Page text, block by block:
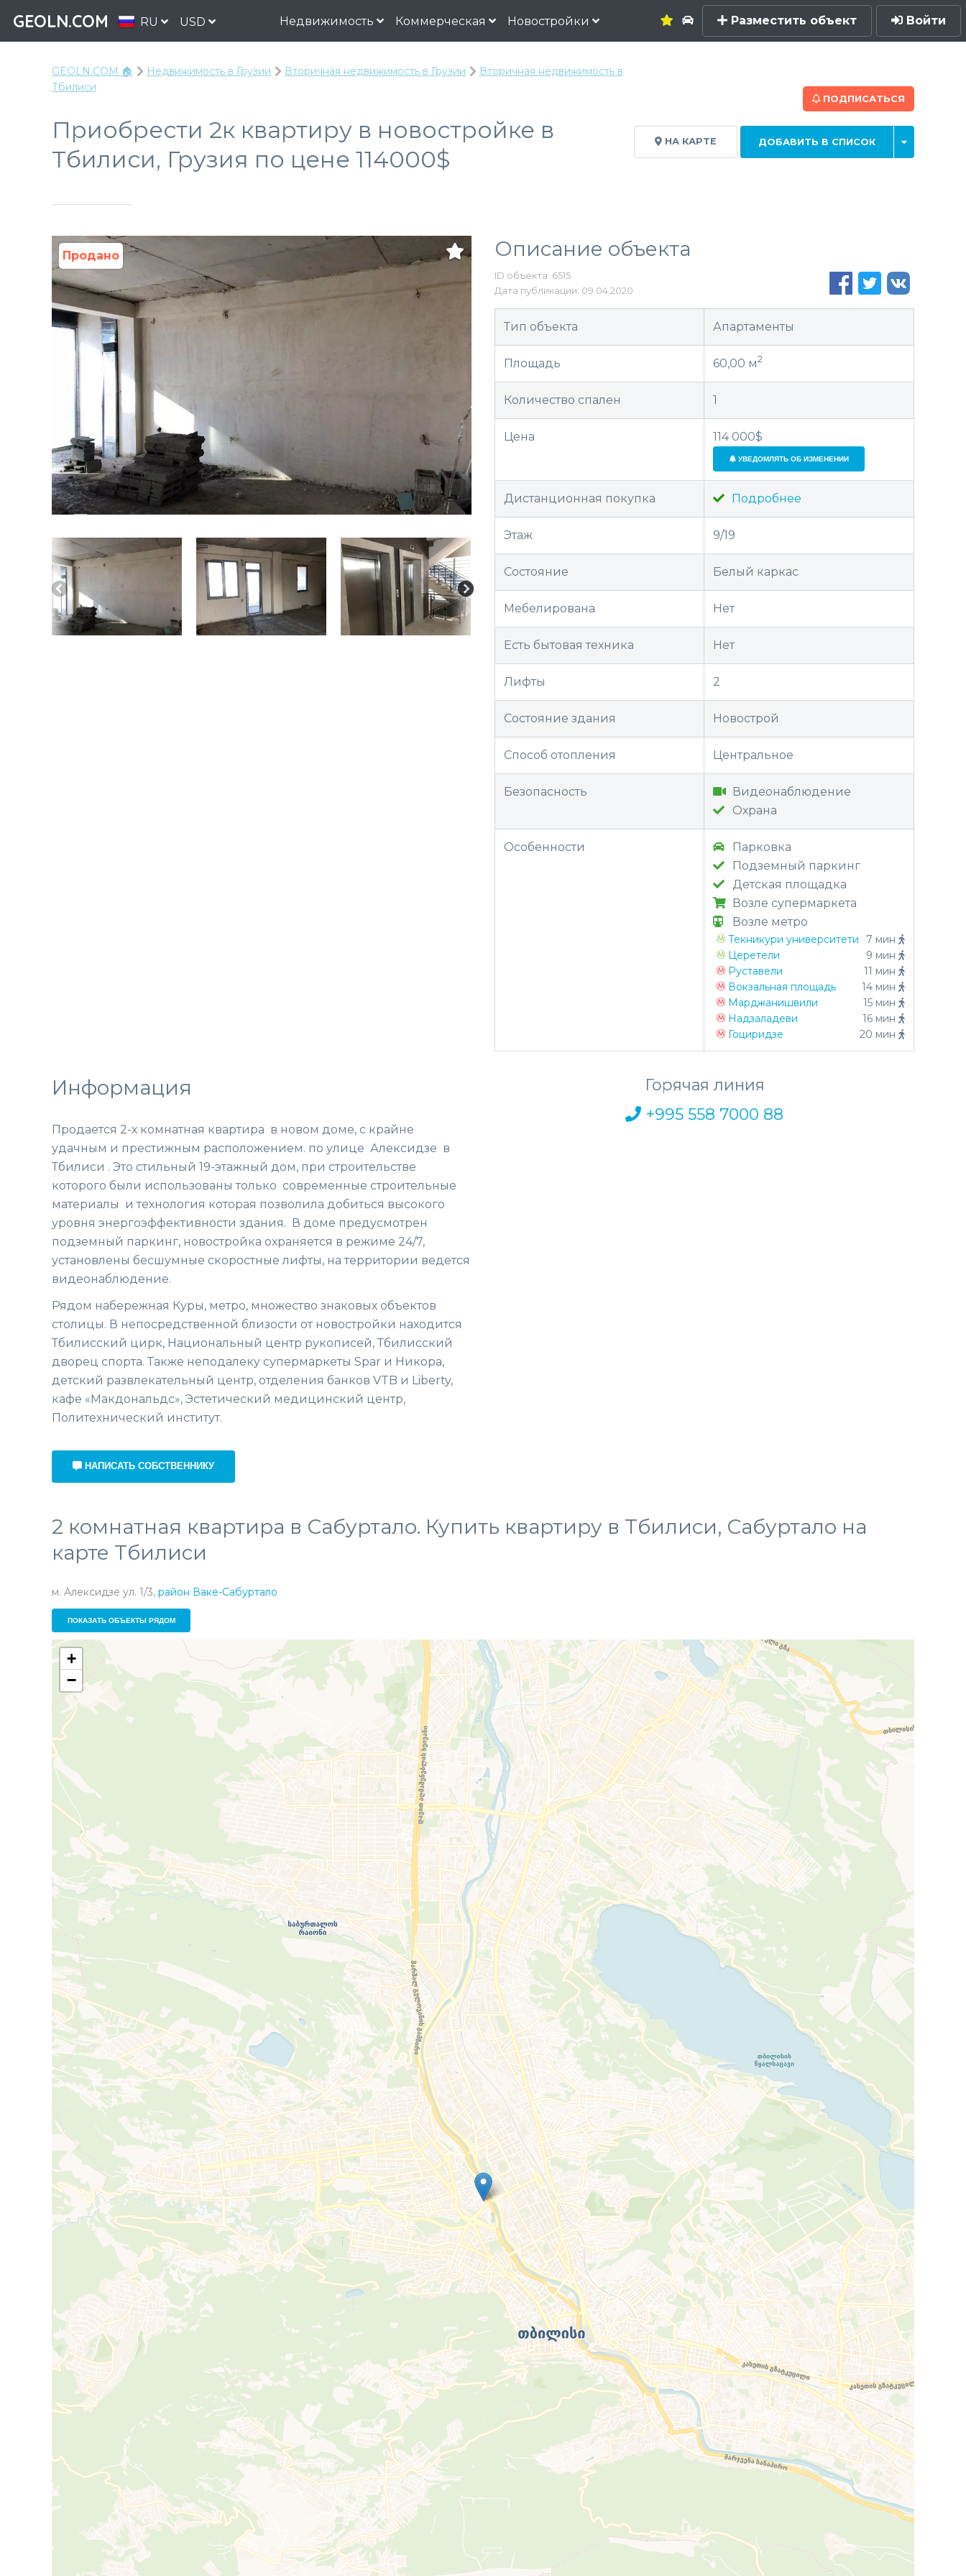
GEOLN.COM RU USD Недвижимость Коммерческая Новостройки Разместить объект Войти
GEOLN.COM 🏠 Недвижимость в Грузии Вторичная недвижимость в Грузии
Вторичная недвижимость в
Тбилиси
ПОДПИСАТЬСЯ
НА КАРТЕ ДОБАВИТЬ В СПИСОК
Приобрести 2к квартиру в новостройке в
Тбилиси, Грузия по цене 114000$
Продано Описание объекта
ID объекта: 6515
Дата публикации: 09.04.2020
Тип объекта Апартаменты
Площадь 60,00 м2
Количество спален 1
Цена 114 000$
УВЕДОМЛЯТЬ ОБ ИЗМЕНЕНИИ
Дистанционная покупка Подробнее
Этаж 9/19
Состояние Белый каркас
Мебелирована Нет
Есть бытовая техника Нет
Лифты 2
Состояние здания Новострой
Способ отопления Центральное
Безопасность
Видеонаблюдение
Охрана
Особенности
Парковка
Подземный паркинг
Детская площадка
Возле супермаркета
Возле метро
Текникури университети
7 мин
Церетели
9 мин
Руставели
11 мин
Вокзальная площадь
14 мин
Марджанишвили
15 мин
Надзаладеви
16 мин
Гоциридзе
20 мин
Информация
Продается 2-х комнатная квартира в новом доме, с крайне
удачным и престижным расположением. по улице Алексидзе в
Тбилиси . Это стильный 19-этажный дом, при строительстве
которого были использованы только современные строительные
материалы и технология которая позволила добиться высокого
уровня энергоэффективности здания. В доме предусмотрен
подземный паркинг, новостройка охраняется в режиме 24/7,
установлены бесшумные скоростные лифты, на территории ведется
видеонаблюдение.
Рядом набережная Куры, метро, множество знаковых объектов
столицы. В непосредственной близости от новостройки находится
Тбилисский цирк, Национальный центр рукописей, Тбилисский
дворец спорта. Также неподалеку супермаркеты Spar и Никора,
детский развлекательный центр, отделения банков VTB и Liberty,
кафе «Макдональдс», Эстетический медицинский центр,
Политехнический институт.
НАПИСАТЬ СОБСТВЕННИКУ
Горячая линия
+995 558 7000 88
2 комнатная квартира в Сабуртало. Купить квартиру в Тбилиси, Сабуртало на
карте Тбилиси
м. Алексидзе ул. 1/3, район Ваке-Сабуртало
ПОКАЗАТЬ ОБЪЕКТЫ РЯДОМ
+
−